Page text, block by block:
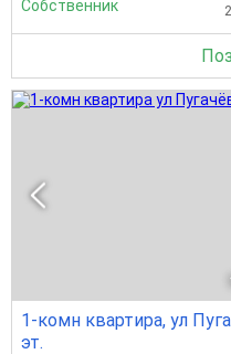
Собственник
1-комн квартира, ул
эт.